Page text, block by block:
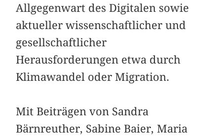
Allgegenwart des Digitalen sowie
aktueller wissenschaftlicher und
gesellschaftlicher
Herausforderungen etwa durch
Klimawandel oder Migration.
Mit Beiträgen von Sandra
Bärnreuther, Sabine Baier, Maria